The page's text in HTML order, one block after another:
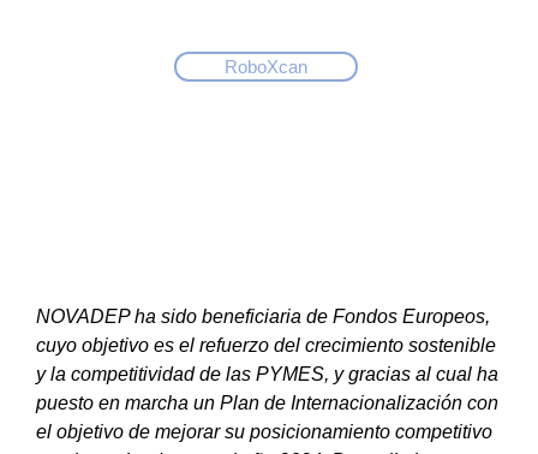
RoboXcan
NOVADEP ha sido beneficiaria de Fondos Europeos,
cuyo objetivo es el refuerzo del crecimiento sostenible
y la competitividad de las PYMES, y gracias al cual ha
puesto en marcha un Plan de Internacionalización con
el objetivo de mejorar su posicionamiento competitivo